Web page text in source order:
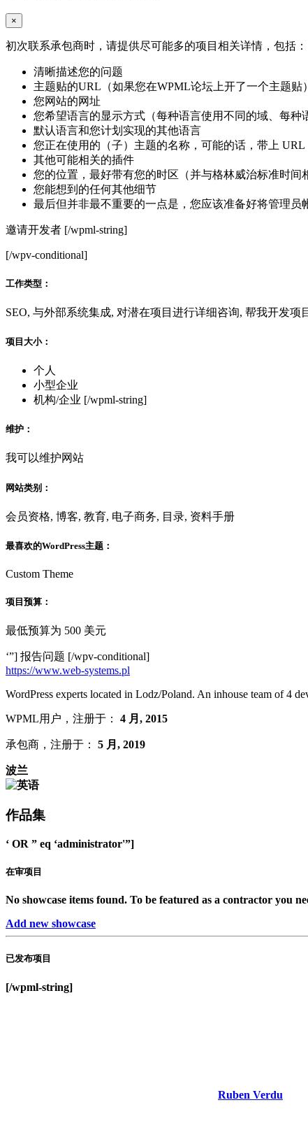
×
初次联系承包商时，请提供尽可能多的项目相关详情，包括：
清晰描述您的问题
主题贴的URL（如果您在WPML论坛上开了一个主题
您网站的网址
您希望语言的显示方式（每种语言使用不同的域、每种
默认语言和您计划实现的其他语言
您正在使用的（子）主题的名称，可能的话，带上 URL
其他可能相关的插件
您的位置，最好带有您的时区（并与格林威治标准时间
您能想到的任何其他细节
最后但并非最不重要的一点是，您应该准备好将管理员
邀请开发者 [/wpml-string]
[/wpv-conditional]
工作类型：
SEO, 与外部系统集成, 对潜在项目进行详细咨询, 帮我开发
项目大小：
个人
小型企业
机构/企业 [/wpml-string]
维护：
我可以维护网站
网站类别：
会员资格, 博客, 教育, 电子商务, 目录, 资料手册
最喜欢的WordPress主题：
Custom Theme
项目预算：
最低预算为 500 美元
‘”] 报告问题 [/wpv-conditional]
https://www.web-systems.pl
WordPress experts located in Lodz/Poland. An inhouse team of 4
WPML用户，注册于： 4 月, 2015
承包商，注册于： 5 月, 2019
波兰
作品集
‘ OR ” eq ‘administrator'”]
在审项目
No showcase items found. To be featured as a contractor you
Add new showcase
已发布项目
[/wpml-string]
Ruben Verdu